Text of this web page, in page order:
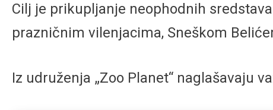
Cilj je prikupljanje neophodnih
prazničnim vilenjacima, Sneškom
Iz udruženja „Zoo Planet“ naglašavaju